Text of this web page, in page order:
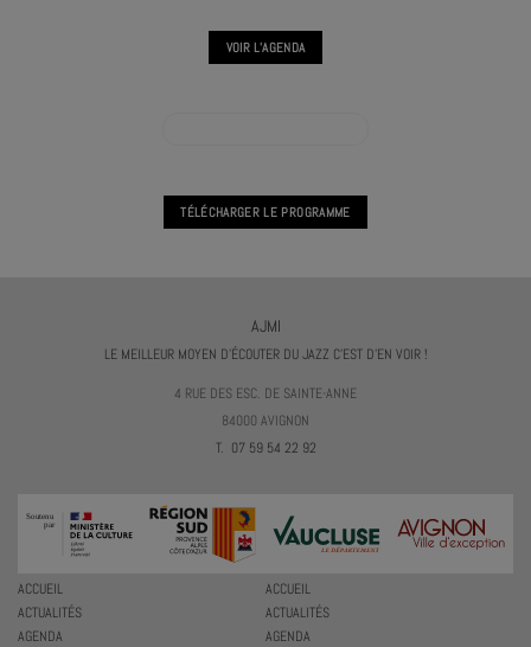
VOIR L'AGENDA
TÉLÉCHARGER LE PROGRAMME
AJMI
LE MEILLEUR MOYEN D'ÉCOUTER DU JAZZ C'EST D'EN VOIR !
4 RUE DES ESC. DE SAINTE-ANNE
84000 AVIGNON
T. 07 59 54 22 92
ACCUEIL
ACTUALITÉS
AGENDA
ACCUEIL
ACTUALITÉS
AGENDA